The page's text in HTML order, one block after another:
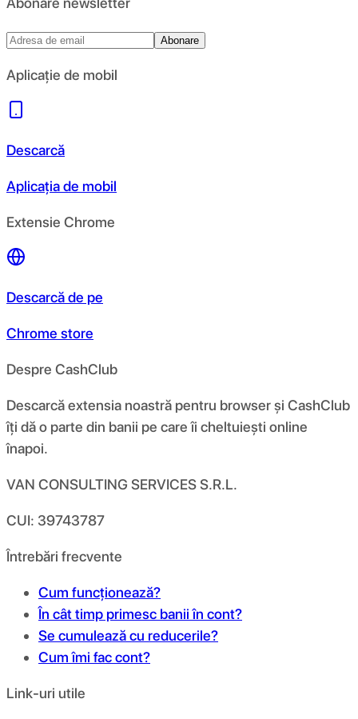
Abonare
Aplicație de mobil
Descarcă
Aplicația de mobil
Extensie Chrome
Descarcă de pe
Chrome store
Despre CashClub
Descarcă extensia noastră pentru browser și CashClub
îți dă o parte din banii pe care îi cheltuiești online
înapoi.
VAN CONSULTING SERVICES S.R.L.
CUI: 39743787
Întrebări frecvente
Cum funcționează?
În cât timp primesc banii în cont?
Se cumulează cu reducerile?
Cum îmi fac cont?
Link-uri utile